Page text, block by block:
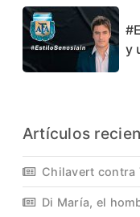
y
Artículos
Chilavert contra
Di María, el